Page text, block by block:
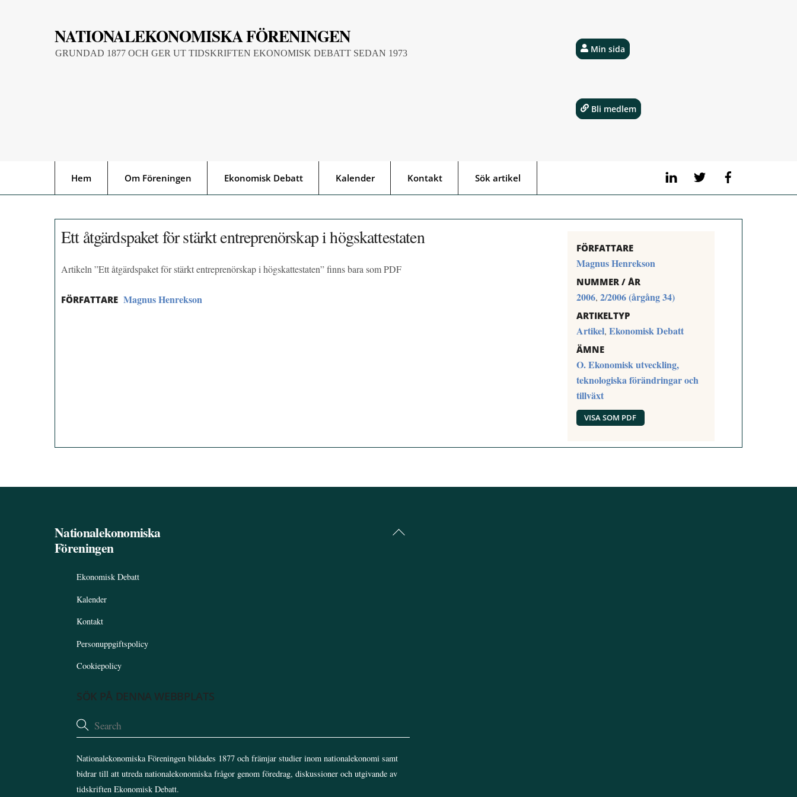
NATIONALEKONOMISKA FÖRENINGEN
GRUNDAD 1877 OCH GER UT TIDSKRIFTEN EKONOMISK DEBATT SEDAN 1973
LinkedIn Twitter
Hem Om Föreningen Ekonomisk Debatt Kalender Kontakt Sök artikel
Min sida
Bli medlem
Ett åtgärdspaket för stärkt entreprenörskap i högskattestaten
Artikeln ”Ett åtgärdspaket för stärkt entreprenörskap i högskattestaten” finns bara som PDF
FÖRFATTARE Magnus Henrekson
FÖRFATTARE
Magnus Henrekson
NUMMER / ÅR
2006, 2/2006 (årgång 34)
ARTIKELTYP
Artikel, Ekonomisk Debatt
ÄMNE
O. Ekonomisk utveckling,
teknologiska förändringar och
tillväxt
VISA SOM PDF
Back
Nationalekonomiska
Föreningen
Ekonomisk Debatt
Kalender
Kontakt
Personuppgiftspolicy
Cookiepolicy
SÖK PÅ DENNA WEBBPLATS
Nationalekonomiska Föreningen bildades 1877 och främjar studier inom nationalekonomi samt
bidrar till att utreda nationalekonomiska frågor genom föredrag, diskussioner och utgivande av
tidskriften Ekonomisk Debatt.